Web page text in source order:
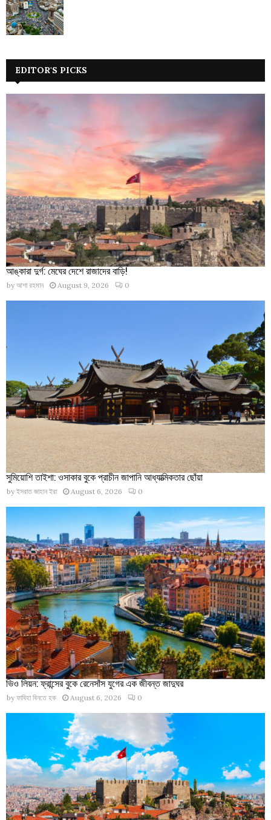
EDITOR'S PICKS
আঙ্কারা দুর্গ: মেঘের দেশে রাজাদের বাড়ি!
by আশা রহমান August 9, 2026 0
সুমিয়োশি তাইশা: ওসাকার বুকে প্রাচীন জাপানি আধ্যাত্মিকতার ছোঁয়া
by ইসরাত জাহান ইরা August 6, 2026 0
ভিও লিয়ন: ফ্রান্সের বুকে রেনেসাঁস যুগের এক জীবন্ত জাদুঘর
by ফাবিহা বিনতে হক August 6, 2026 0